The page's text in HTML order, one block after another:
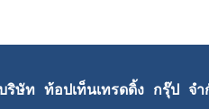
ษัท ท้อปเท็นเทรดดิ้ง กรุ๊ป จ